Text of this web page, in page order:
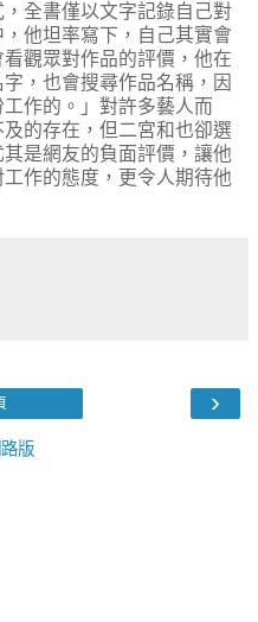
全書僅以文字記錄自己對
他坦率寫下，自己其實會
觀眾對作品的評價，他在
，也會搜尋作品名稱，因
作的。」對許多藝人而
的存在，但二宮和也卻選
是網友的負面評價，讓他
作的態度，更令人期待他
›
版